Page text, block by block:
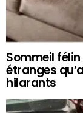
Sommeil
étranges
hilarants